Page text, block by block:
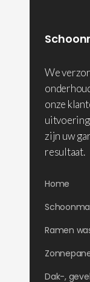
We
onze
zijn uw
resultaat.
Home
Ramen
Dak-,